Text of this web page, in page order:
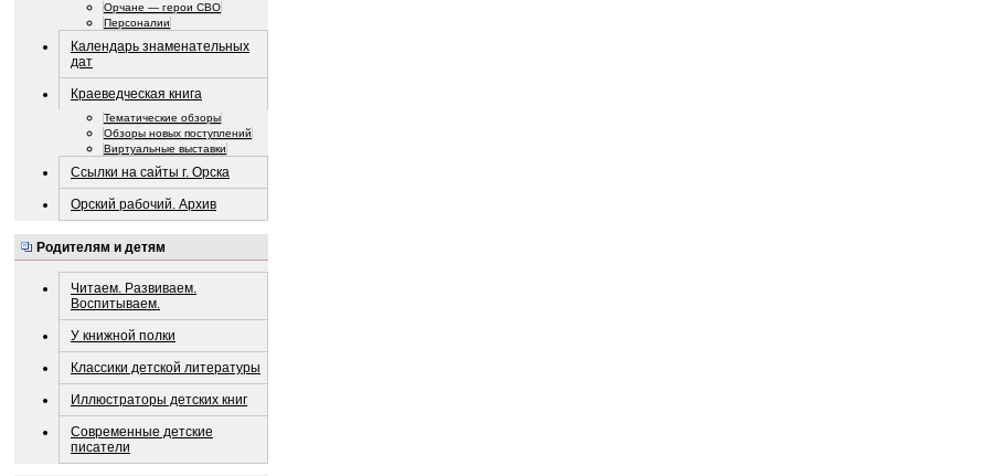
Орчане — герои СВО
Персоналии
Календарь знаменательных
дат
Краеведческая книга
Тематические обзоры
Обзоры новых поступлений
Виртуальные выставки
Ссылки на сайты г. Орска
Орский рабочий. Архив
Родителям и детям
Читаем. Развиваем.
Воспитываем.
У книжной полки
Классики детской литературы
Иллюстраторы детских книг
Современные детские
писатели